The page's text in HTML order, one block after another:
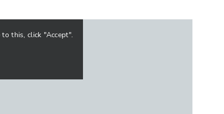
this, click "Accept".